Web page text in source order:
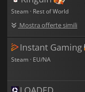
Steam · Rest of World
Mostra offerte simili
Instant Gaming
Steam · EU/NA